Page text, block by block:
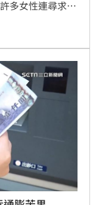
多女性連尋求自